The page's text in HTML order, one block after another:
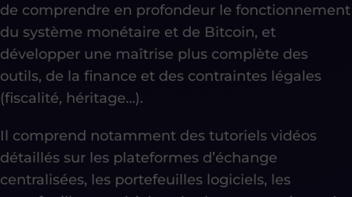
de comprendre en profondeur le fonctionnement
du système monétaire et de Bitcoin, et
développer une maîtrise plus complète des
outils, de la finance et des contraintes légales
(fiscalité, héritage…).
Il comprend notamment des tutoriels vidéos
détaillés sur les plateformes d’échange
centralisées, les portefeuilles logiciels, les